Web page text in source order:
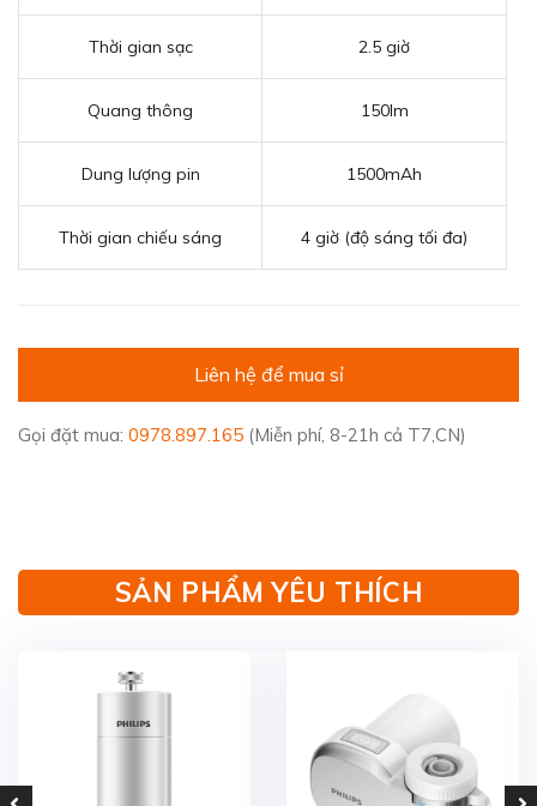
Thời gian sạc 2.5 giờ
Quang thông 150lm
Dung lượng pin 1500mAh
Thời gian chiếu sáng 4 giờ (độ sáng tối đa)
Liên hệ để mua sỉ
Gọi đặt mua: 0978.897.165 (Miễn phí, 8-21h cả T7,CN)
SẢN PHẨM YÊU THÍCH